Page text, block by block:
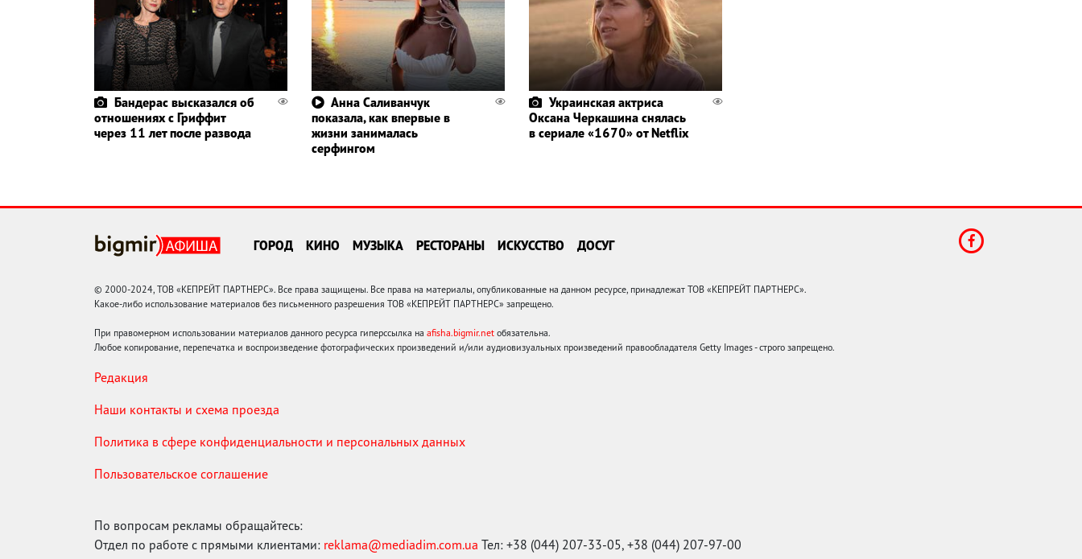
Бандерас высказался об
отношениях с Гриффит
через 11 лет после развода
Анна Саливанчук
показала, как впервые в
жизни занималась
серфингом
Украинская актриса
Оксана Черкашина снялась
в сериале «1670» от Netflix
ГОРОД КИНО МУЗЫКА РЕСТОРАНЫ ИСКУССТВО ДОСУГ
© 2000-2024, ТОВ «КЕПРЕЙТ ПАРТНЕРС». Все права защищены. Все права на материалы, опубликованные на данном ресурсе, принадлежат ТОВ «КЕПРЕЙТ ПАРТНЕРС».
Какое-либо использование материалов без письменного разрешения ТОВ «КЕПРЕЙТ ПАРТНЕРС» запрещено.
При правомерном использовании материалов данного ресурса гиперссылка на afisha.bigmir.net обязательна.
Любое копирование, перепечатка и воспроизведение фотографических произведений и/или аудиовизуальных произведений правообладателя Getty Images - строго запрещено.
Редакция
Наши контакты и схема проезда
Политика в сфере конфиденциальности и персональных данных
Пользовательское соглашение
По вопросам рекламы обращайтесь:
Отдел по работе с прямыми клиентами: reklama@mediadim.com.ua Тел: +38 (044) 207-33-05, +38 (044) 207-97-00